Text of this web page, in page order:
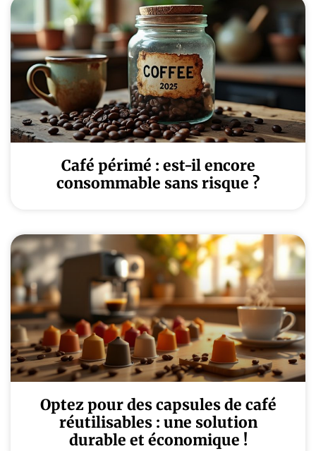
Café périmé : est-il encore
consommable sans risque ?
Optez pour des capsules de café
réutilisables : une solution
durable et économique !